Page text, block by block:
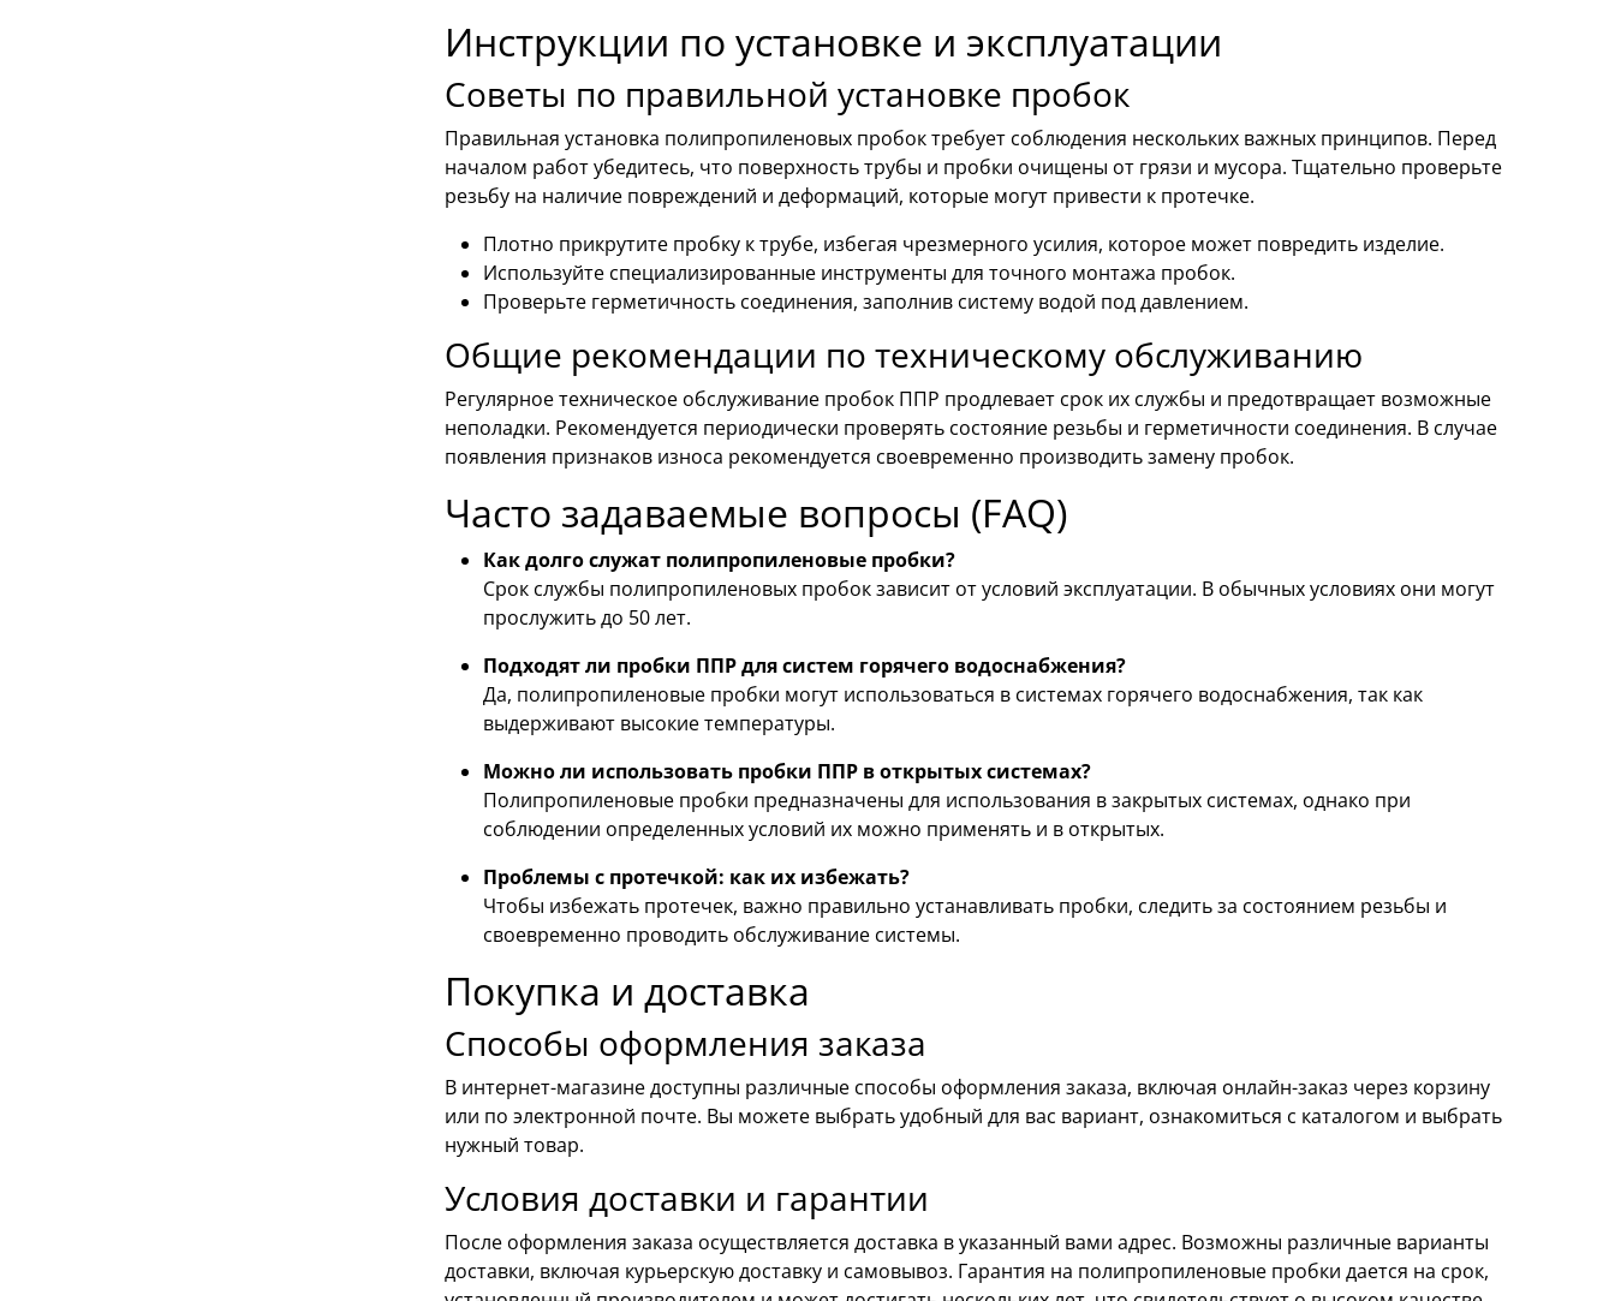
Инструкции по установке и эксплуатации
Советы по правильной установке пробок
Правильная установка полипропиленовых пробок требует соблюдения нескольких важных принципов. Перед
началом работ убедитесь, что поверхность трубы и пробки очищены от грязи и мусора. Тщательно проверьте
резьбу на наличие повреждений и деформаций, которые могут привести к протечке.
Плотно прикрутите пробку к трубе, избегая чрезмерного усилия, которое может повредить изделие.
Используйте специализированные инструменты для точного монтажа пробок.
Проверьте герметичность соединения, заполнив систему водой под давлением.
Общие рекомендации по техническому обслуживанию
Регулярное техническое обслуживание пробок ППР продлевает срок их службы и предотвращает возможные
неполадки. Рекомендуется периодически проверять состояние резьбы и герметичности соединения. В случае
появления признаков износа рекомендуется своевременно производить замену пробок.
Часто задаваемые вопросы (FAQ)
Как долго служат полипропиленовые пробки?
Срок службы полипропиленовых пробок зависит от условий эксплуатации. В обычных условиях они могут
прослужить до 50 лет.
Подходят ли пробки ППР для систем горячего водоснабжения?
Да, полипропиленовые пробки могут использоваться в системах горячего водоснабжения, так как
выдерживают высокие температуры.
Можно ли использовать пробки ППР в открытых системах?
Полипропиленовые пробки предназначены для использования в закрытых системах, однако при
соблюдении определенных условий их можно применять и в открытых.
Проблемы с протечкой: как их избежать?
Чтобы избежать протечек, важно правильно устанавливать пробки, следить за состоянием резьбы и
своевременно проводить обслуживание системы.
Покупка и доставка
Способы оформления заказа
В интернет-магазине доступны различные способы оформления заказа, включая онлайн-заказ через корзину
или по электронной почте. Вы можете выбрать удобный для вас вариант, ознакомиться с каталогом и выбрать
нужный товар.
Условия доставки и гарантии
После оформления заказа осуществляется доставка в указанный вами адрес. Возможны различные варианты
доставки, включая курьерскую доставку и самовывоз. Гарантия на полипропиленовые пробки дается на срок,